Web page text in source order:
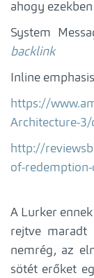
ahogy
System
backlink
Inline
https://
Architecture-
http://
of-
A Lurker
rejtve maradt
nemrég, az
sötét erőket